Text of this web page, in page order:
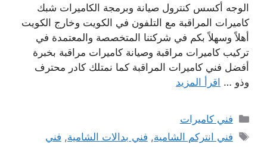
الوجه أكسس كنترول صيانة وبرمجة الكاميرات شبك
كاميرات المراقبة مع التلفون في الكويت وخارج الكويت
أهلاً وسهلاً بكم في شركتنا المتخصصة والمعتمدة في
تركيب كاميرات مراقبة وصيانة كاميرات مراقبة بخبرة
أفضل فني كاميرات المراقبة كما نمتلك كادر محترف
وذو … اقرأ المزيد
التصنيفات
فني كاميرات
الوسوم
فني انتركم الشامية, فني بدالات الشامية, فني